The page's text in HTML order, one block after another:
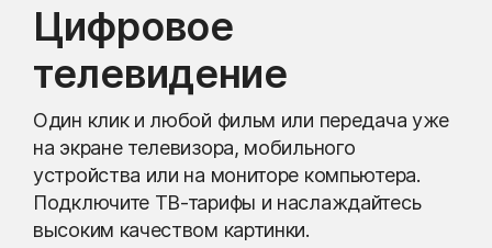
Цифровое
телевидение
Один клик и любой фильм или передача уже
на экране телевизора, мобильного
устройства или на мониторе компьютера.
Подключите ТВ-тарифы и наслаждайтесь
высоким качеством картинки.